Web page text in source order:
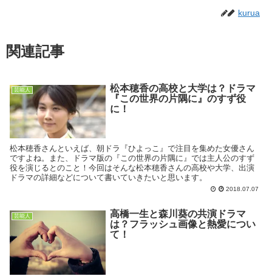
kurua
関連記事
芸能人
松本穂香の高校と大学は？ドラマ
『この世界の片隅に』のすず役
に！
松本穂香さんといえば、朝ドラ『ひよっこ』で注目を集めた女優さん
ですよね。また、ドラマ版の『この世界の片隅に』では主人公のすず
役を演じるとのこと！今回はそんな松本穂香さんの高校や大学、出演
ドラマの詳細などについて書いていきたいと思います。
2018.07.07
芸能人
高橋一生と森川葵の共演ドラマ
は？フラッシュ画像と熱愛につい
て！